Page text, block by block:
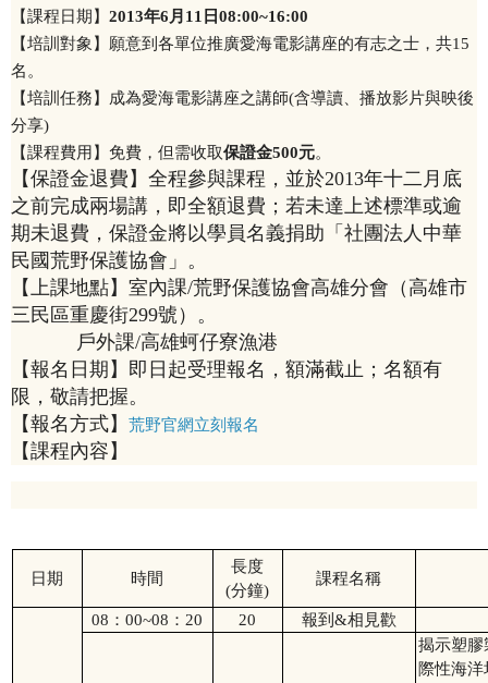
【課程日期】 2013年6月11日08:00~16:00
【培訓對象】願意到各單位推廣愛海電影講座的有志之士，共15
名。
【培訓任務】成為愛海電影講座之講師(含導讀、播放影片與映後
分享)
【課程費用】免費，但需收取保證金500元。
【保證金退費】全程參與課程，並於2013年十二月底
之前完成兩場講，即全額退費；若未達上述標準或逾
期未退費，保證金將以學員名義捐助「社團法人中華
民國荒野保護協會」。
【上課地點】室內課/荒野保護協會高雄分會（高雄市
三民區重慶街299號）。
戶外課/高雄蚵仔寮漁港
【報名日期】即日起受理報名，額滿截止；名額有
限，敬請把握。
【報名方式】
荒野官網立刻報名
【課程內容】
日期 時間
長度
(分鐘)
課程名稱
08 ：00~08 ：20 20 報到 &相見歡
揭示塑膠
際性海